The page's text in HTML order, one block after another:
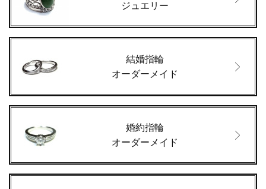
ジュエリー
結婚指輪
オーダーメイド
婚約指輪
オーダーメイド